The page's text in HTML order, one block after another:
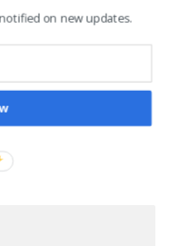
Louis Vlavonou
collègues en 15
2022
on new updates.